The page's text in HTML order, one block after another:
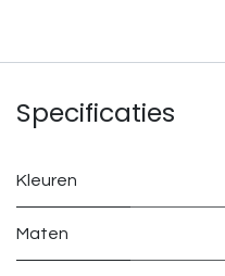
Specificaties
Kleuren
Maten